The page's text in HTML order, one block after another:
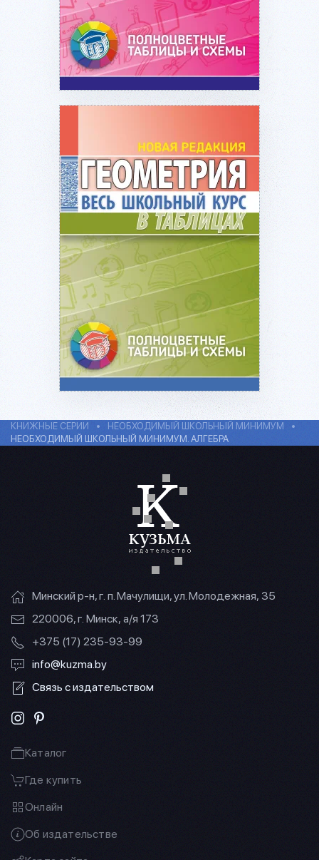
Подробнее...
КНИЖНЫЕ СЕРИИ
НЕОБХОДИМЫЙ ШКОЛЬНЫЙ МИНИМУМ
НЕОБХОДИМЫЙ ШКОЛЬНЫЙ МИНИМУМ. АЛГЕБРА
Минский р-н, г. п. Мачулищи, ул. Молодежная, 35
220006, г. Минск, а/я 173
+375 (17) 235-93-99
info@kuzma.by
Связь с издательством
Каталог
Где купить
Онлайн
Об издательстве